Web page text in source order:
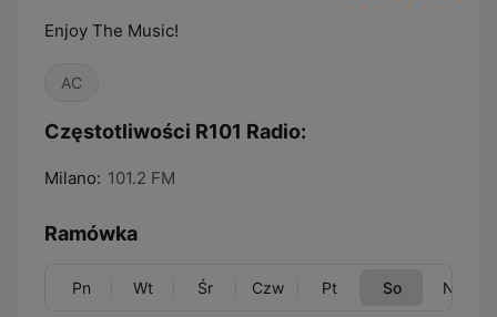
Enjoy The Music!
AC
Częstotliwości R101 Radio:
Milano: 101.2 FM
Ramówka
Pn Wt Śr Czw Pt So Nd